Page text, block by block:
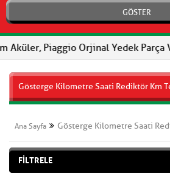
GÖSTER
Orjinal Yedek Parça Ve
Gösterge Kilometre Saati Rediktör Km
Ana Sayfa Gösterge Kilometre Saati
FİLTRELE